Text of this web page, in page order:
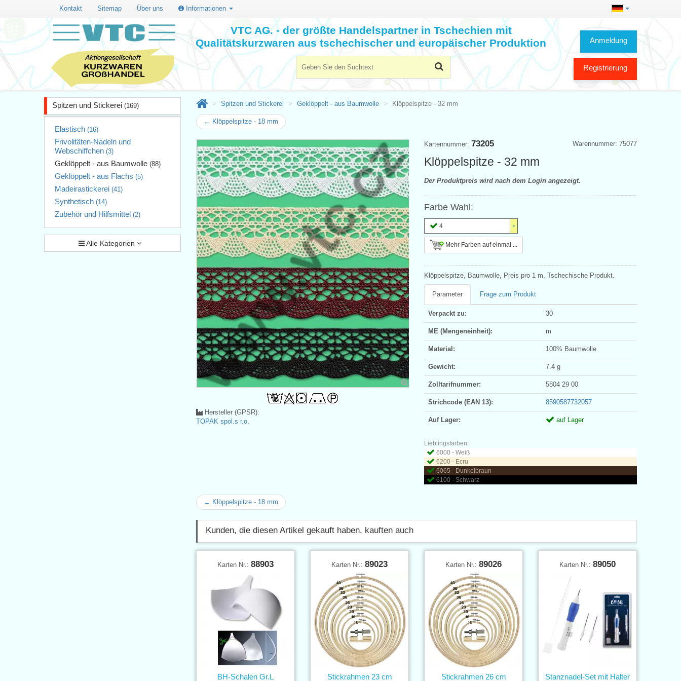
Kontakt Sitemap Über uns Informationen
Anmeldung
Registrierung
VTC AG. - der größte Handelspartner in Tschechien mit
Qualitätskurzwaren aus tschechischer und europäischer Produktion
Spitzen und Stickerei (169)
Elastisch (16)
Frivolitäten-Nadeln und
Webschiffchen (3)
Geklöppelt - aus Baumwolle (88)
Geklöppelt - aus Flachs (5)
Madeirastickerei (41)
Synthetisch (14)
Zubehör und Hilfsmittel (2)
Alle Kategorien
Spitzen und Stickerei Geklöppelt - aus Baumwolle Klöppelspitze - 32 mm
← Klöppelspitze - 18 mm
Warennummer: 75077
Kartennummer: 73205
Klöppelspitze - 32 mm
Der Produktpreis wird nach dem Login angezeigt.
Farbe Wahl:
4
Mehr Farben auf einmal ...
Klöppelspitze, Baumwolle, Preis pro 1 m, Tschechische Produkt.
Parameter Frage zum Produkt
Verpackt zu: 30
ME (Mengeneinheit): m
Material: 100% Baumwolle
Gewicht: 7.4 g
Zolltarifnummer: 5804 29 00
Strichcode (EAN 13): 8590587732057
Auf Lager: auf Lager
Lieblingsfarben:
6000 - Weiß
6200 - Ecru
6065 - Dunkelbraun
6100 - Schwarz
Hersteller (GPSR):
TOPAK spol.s r.o.
← Klöppelspitze - 18 mm
Kunden, die diesen Artikel gekauft haben, kauften auch
Karten Nr.: 88903
BH-Schalen Gr.L
Karten Nr.: 89023
Stickrahmen 23 cm
Karten Nr.: 89026
Stickrahmen 26 cm
Karten Nr.: 89050
Stanznadel-Set mit Halter